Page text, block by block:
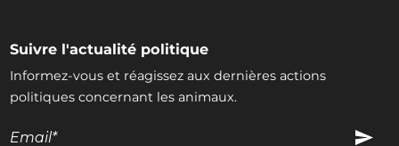
Suivre l'actualité politique
Informez-vous et réagissez aux dernières actions
politiques concernant les animaux.